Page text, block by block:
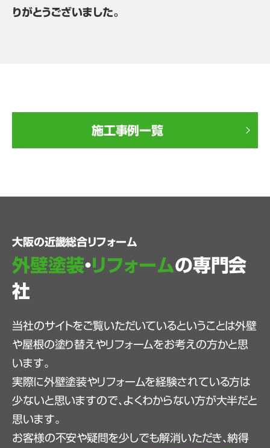
りがとうございました。
施工事例一覧
大阪の近畿総合リフォーム
外壁塗装・リフォームの専門会
社
当社のサイトをご覧いただいているということは外壁
や屋根の塗り替えやリフォームをお考えの方かと思
います。
実際に外壁塗装やリフォームを経験されている方は
少ないと思いますので、よくわからない方が大半だと
思います。
お客様の不安や疑問を少しでも解消いただき、納得